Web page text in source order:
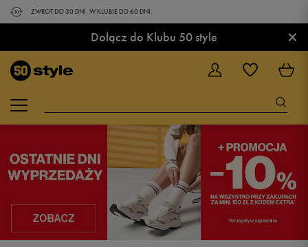
ZWROT DO 30 DNI. W KLUBIE DO 60 DNI.
Dołącz do Klubu 50 style ×